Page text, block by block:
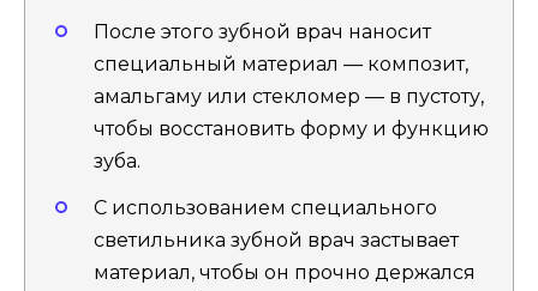
После этого зубной врач наносит
специальный материал — композит,
амальгаму или стекломер — в пустоту,
чтобы восстановить форму и функцию
зуба.
С использованием специального
светильника зубной врач застывает
материал, чтобы он прочно держался